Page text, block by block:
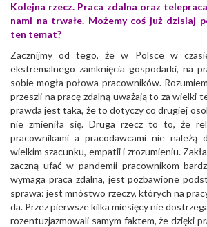
Kolejna rzecz. Praca zdalna oraz
nami na trwałe. Możemy coś już dzisiaj
ten temat?
Zacznijmy od tego, że w Polsce w
ekstremalnego zamknięcia gospodarki, na
sobie mogła połowa pracowników.
przeszli na pracę zdalną uważają to za wielki
prawda jest taka, że to dotyczy co drugiej
nie zmieniła się. Druga rzecz to to, że
pracownikami a pracodawcami nie
wielkim szacunku, empatii i zrozumieniu.
zaczną ufać w pandemii pracownikom
wymaga praca zdalna, jest pozbawione
sprawa: jest mnóstwo rzeczy, których na
da. Przez pierwsze kilka miesięcy nie
rozentuzjazmowali samym faktem, że dzięki